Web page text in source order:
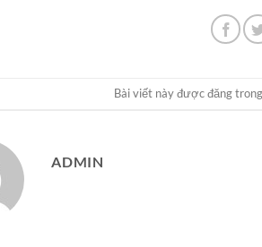
Bài viết này được đăng trong
ADMIN